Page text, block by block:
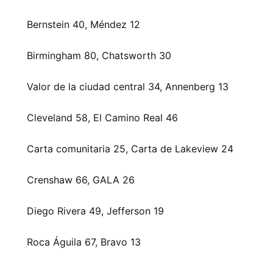
Bernstein 40, Méndez 12
Birmingham 80, Chatsworth 30
Valor de la ciudad central 34, Annenberg 13
Cleveland 58, El Camino Real 46
Carta comunitaria 25, Carta de Lakeview 24
Crenshaw 66, GALA 26
Diego Rivera 49, Jefferson 19
Roca Águila 67, Bravo 13